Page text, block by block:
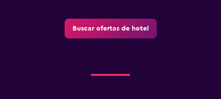
Buscar ofertas de hotel